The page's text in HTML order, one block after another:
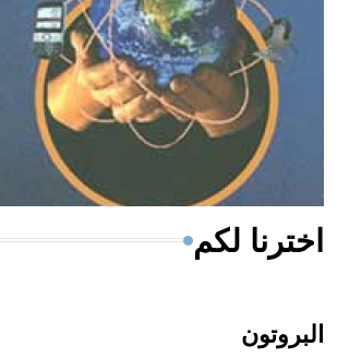
- هل تعلم أن المرجان إفراز حيواني يتكون
من مادة كربونات الكلسيوم، وهو أحمر أو
أجود أنواعه، ويمتاز بكبر الحجم ويسمى الش
اخترنا لكم
البروتون